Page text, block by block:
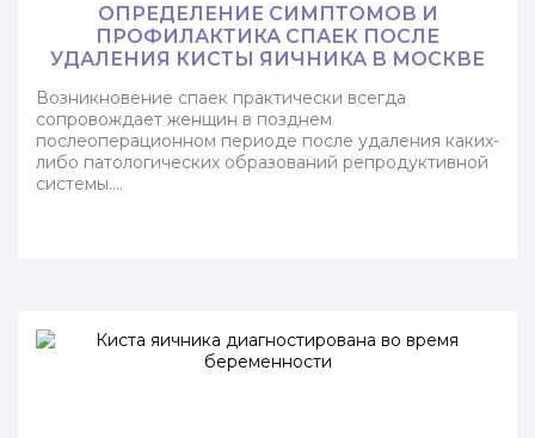
ОПРЕДЕЛЕНИЕ СИМПТОМОВ И
ПРОФИЛАКТИКА СПАЕК ПОСЛЕ
УДАЛЕНИЯ КИСТЫ ЯИЧНИКА В МОСКВЕ
Возникновение спаек практически всегда
сопровождает женщин в позднем
послеоперационном периоде после удаления каких-
либо патологических образований репродуктивной
системы….